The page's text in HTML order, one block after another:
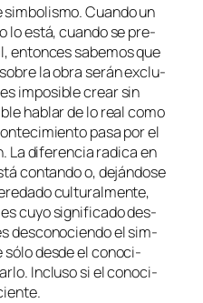
Cuando un
lo es­tá, cuan­do se pre­
en­ton­ces sa­be­mos que
la obra se­rán ex­clu­
im­po­si­ble crear sin
ha­blar de lo real co­mo
pa­sa por el
La di­fe­ren­cia ra­di­ca en
con­tan­do o, de­ján­do­se
cul­tu­ral­men­te,
cu­yo sig­ni­fi­ca­do des­
des­co­no­cien­do el sim­
só­lo des­de el co­no­ci­
Incluso si el co­no­ci­